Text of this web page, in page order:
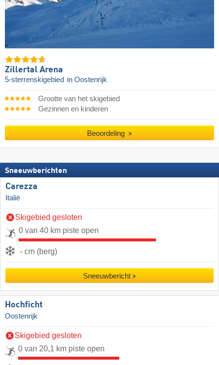
Zillertal Arena
5-sterrenskigebied in Oostenrijk
Grootte van het skigebied
Gezinnen en kinderen
Beoordeling
Sneeuwberichten
Carezza
Italië
Skigebied gesloten
0 van 40 km piste open
- cm (berg)
Sneeuwbericht
Hochficht
Oostenrijk
Skigebied gesloten
0 van 20,1 km piste open